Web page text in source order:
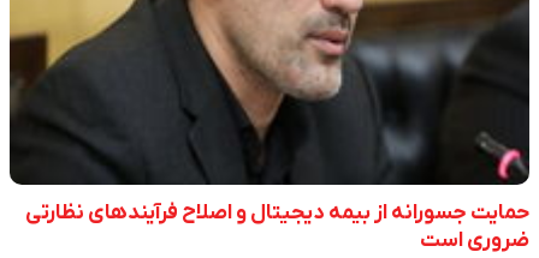
حمایت جسورانه از بیمه دیجیتال و اصلاح فرآیندهای نظارتی
ضروری است